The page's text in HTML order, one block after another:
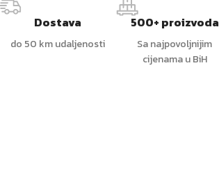
Dostava
do 50 km udaljenosti
500+ proizvoda
Sa najpovoljnijim
cijenama u BiH